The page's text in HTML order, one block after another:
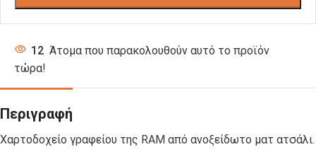
12 Άτομα που παρακολουθούν αυτό το προϊόν
τώρα!
Περιγραφή
Χαρτοδοχείο γραφείου της RAM από ανοξείδωτο ματ ατσάλι.